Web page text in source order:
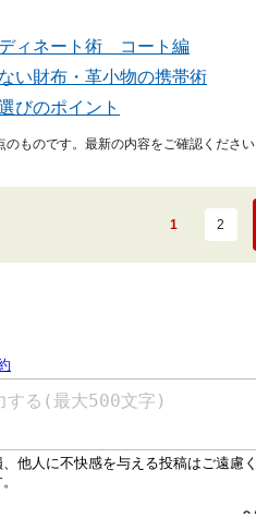
ィネート術 コート編
い財布・革小物の携帯術
びのポイント
ものです。最新の内容をご確認ください
1 2